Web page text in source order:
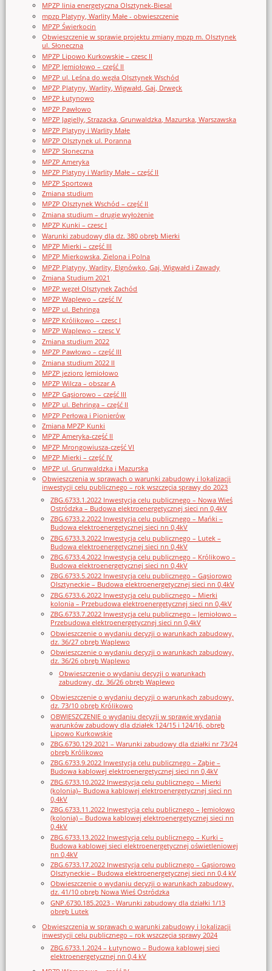
MPZP linia energetyczna Olsztynek-Biesal
mpzp Platyny, Warlity Małe - obwieszczenie
MPZP Świerkocin
Obwieszczenie w sprawie projektu zmiany mpzp m. Olsztynek
ul. Słoneczna
MPZP Lipowo Kurkowskie – czesc II
MPZP Jemiołowo – część II
MPZP ul. Leśna do węzła Olsztynek Wschód
MPZP Platyny, Warlity, Wigwałd, Gaj, Drwęck
MPZP Łutynowo
MPZP Pawłowo
MPZP Jagielly, Strazacka, Grunwaldzka, Mazurska, Warszawska
MPZP Platyny i Warlity Małe
MPZP Olsztynek ul. Poranna
MPZP Słoneczna
MPZP Ameryka
MPZP Platyny i Warlity Małe – część II
MPZP Sportowa
Zmiana studium
MPZP Olsztynek Wschód – część II
Zmiana studium – drugie wyłożenie
MPZP Kunki – czesc I
Warunki zabudowy dla dz. 380 obręb Mierki
MPZP Mierki – część III
MPZP Mierkowska, Zielona i Polna
MPZP Platyny, Warlity, Elgnówko, Gaj, Wigwałd i Zawady
Zmiana Studium 2021
MPZP węzeł Olsztynek Zachód
MPZP Waplewo – część IV
MPZP ul. Behringa
MPZP Królikowo – czesc I
MPZP Waplewo – czesc V
Zmiana studium 2022
MPZP Pawłowo – część III
Zmiana studium 2022 II
MPZP jezioro Jemiołowo
MPZP Wilcza – obszar A
MPZP Gąsiorowo – część III
MPZP ul. Behringa – część II
MPZP Perłowa i Pionierów
Zmiana MPZP Kunki
MPZP Ameryka-część II
MPZP Mrongowiusza-część VI
MPZP Mierki – część IV
MPZP ul. Grunwaldzka i Mazurska
Obwieszczenia w sprawach o warunki zabudowy i lokalizacji
inwestycji celu publicznego – rok wszczęcia sprawy do 2023
ZBG.6733.1.2022 Inwestycja celu publicznego – Nowa Wieś
Ostródzka – Budowa elektroenergetycznej sieci nn 0,4kV
ZBG.6733.2.2022 Inwestycja celu publicznego – Mańki –
Budowa elektroenergetycznej sieci nn 0,4kV
ZBG.6733.3.2022 Inwestycja celu publicznego – Lutek –
Budowa elektroenergetycznej sieci nn 0,4kV
ZBG.6733.4.2022 Inwestycja celu publicznego – Królikowo –
Budowa elektroenergetycznej sieci nn 0,4kV
ZBG.6733.5.2022 Inwestycja celu publicznego – Gąsiorowo
Olsztyneckie – Budowa elektroenergetycznej sieci nn 0,4kV
ZBG.6733.6.2022 Inwestycja celu publicznego – Mierki
kolonia – Przebudowa elektroenergetycznej sieci nn 0,4kV
ZBG.6733.7.2022 Inwestycja celu publicznego – Jemiołowo –
Przebudowa elektroenergetycznej sieci nn 0,4kV
Obwieszczenie o wydaniu decyzji o warunkach zabudowy,
dz. 36/27 obręb Waplewo
Obwieszczenie o wydaniu decyzji o warunkach zabudowy,
dz. 36/26 obręb Waplewo
Obwieszczenie o wydaniu decyzji o warunkach
zabudowy, dz. 36/26 obręb Waplewo
Obwieszczenie o wydaniu decyzji o warunkach zabudowy,
dz. 73/10 obręb Królikowo
OBWIESZCZENIE o wydaniu decyzji w sprawie wydania
warunków zabudowy dla działek 124/15 i 124/16, obręb
Lipowo Kurkowskie
ZBG.6730.129.2021 – Warunki zabudowy dla działki nr 73/24
obręb Królikowo
ZBG.6733.9.2022 Inwestycja celu publicznego – Ząbie –
Budowa kablowej elektroenergetycznej sieci nn 0,4kV
ZBG.6733.10.2022 Inwestycja celu publicznego – Mierki
(kolonia)– Budowa kablowej elektroenergetycznej sieci nn
0,4kV
ZBG.6733.11.2022 Inwestycja celu publicznego – Jemiołowo
(kolonia) – Budowa kablowej elektroenergetycznej sieci nn
0,4kV
ZBG.6733.13.2022 Inwestycja celu publicznego – Kurki –
Budowa kablowej sieci elektroenergetycznej oświetleniowej
nn 0,4kV
ZBG.6733.17.2022 Inwestycja celu publicznego – Gąsiorowo
Olsztyneckie – Budowa elektroenergetycznej sieci nn 0,4 kV
Obwieszczenie o wydaniu decyzji o warunkach zabudowy,
dz. 41/10 obręb Nowa Wieś Ostródzka
GNP.6730.185.2023 - Warunki zabudowy dla działki 1/13
obręb Lutek
Obwieszczenia w sprawach o warunki zabudowy i lokalizacji
inwestycji celu publicznego – rok wszczęcia sprawy 2024
ZBG.6733.1.2024 – Łutynowo – Budowa kablowej sieci
elektroenergetycznej nn 0,4 kV